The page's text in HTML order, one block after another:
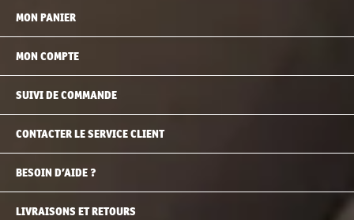
MON PANIER
MON COMPTE
SUIVI DE COMMANDE
CONTACTER LE SERVICE CLIENT
BESOIN D’AIDE ?
LIVRAISONS ET RETOURS